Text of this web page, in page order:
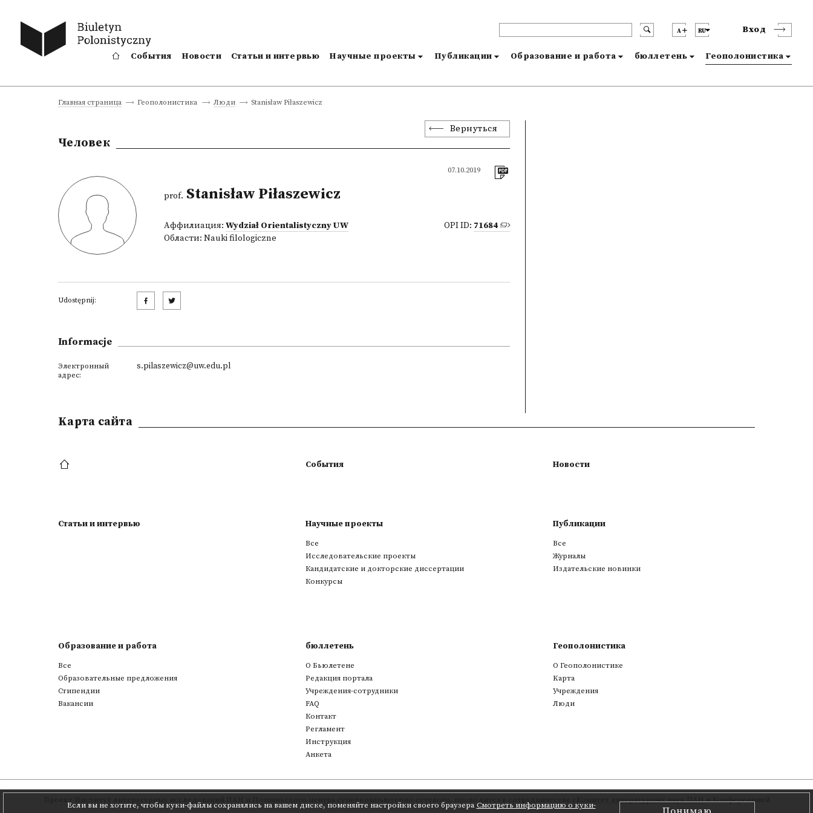
A RU Вход
События Новости Статьи и интервью Научные проекты Публикации Образование и работа бюллетень Геополонистика
Главная страница Геополонистика Люди Stanisław Piłaszewicz
Вернуться
Человек
07.10.2019
prof. Stanisław Piłaszewicz
Аффилиация: Wydział Orientalistyczny UW
Области: Nauki filologiczne
OPI ID: 71684
Udostępnij:
Informacje
Электронный
адрес:
s.pilaszewicz@uw.edu.pl
Если вы не хотите, чтобы куки-файлы сохранялись на вашем диске, поменяйте настройки своего браузера Смотреть информацию о куки-
Kарта сайта
События Новости
Статьи и интервью Научные проекты
Все
Исследовательские проекты
Кандидатские и докторские диссертации
Конкурсы
Публикации
Все
Журналы
Издательские новинки
Образование и работа
Все
Образовательные предложения
Стипендии
Вакансии
бюллетень
О Бьюлетене
Редакция портала
Учреждения-сотрудники
FAQ
Контакт
Регламент
Инструкция
Анкета
Геополонистика
О Геополонистике
Kарта
Учреждения
Люди
Институт литературных исследований ПАН Познаньского центра суперкомпьютерно-сетевого Комитет литературных наук ПАНи Конференцией